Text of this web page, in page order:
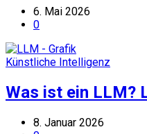
6. Mai 2026
0
Künstliche Intelligenz
Was ist ein LLM?
8. Januar 2026